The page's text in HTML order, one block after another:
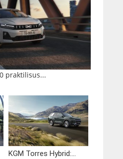
praktilisus...
KGM Torres Hybrid:...